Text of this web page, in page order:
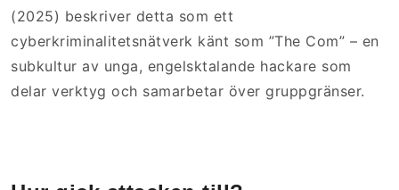
(2025) beskriver detta som ett
cyberkriminalitetsnätverk känt som ”The Com” – en
subkultur av unga, engelsktalande hackare som
delar verktyg och samarbetar över gruppgränser.